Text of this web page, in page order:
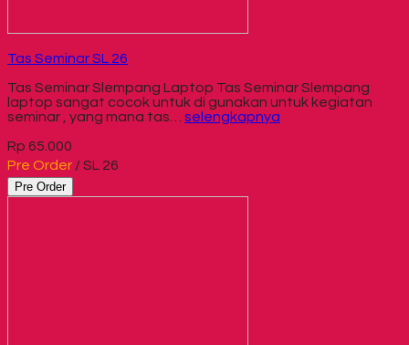
Tas Seminar SL 26
Tas Seminar Slempang Laptop Tas Seminar Slempang
laptop sangat cocok untuk di gunakan untuk kegiatan
seminar , yang mana tas… selengkapnya
Rp 65.000
Pre Order / SL 26
Pre Order